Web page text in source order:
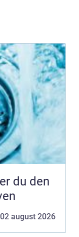
02 august 2026